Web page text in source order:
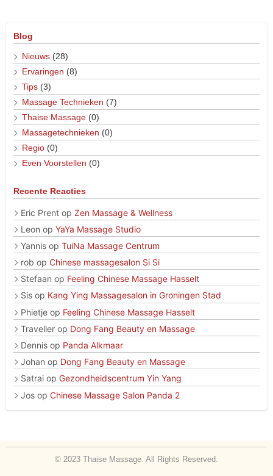
Blog
Nieuws (28)
Ervaringen (8)
Tips (3)
Massage Technieken (7)
Thaise Massage (0)
Massagetechnieken (0)
Regio (0)
Even Voorstellen (0)
Recente Reacties
Eric Prent op Zen Massage & Wellness
Leon op YaYa Massage Studio
Yannis op TuiNa Massage Centrum
rob op Chinese massagesalon Si Si
Stefaan op Feeling Chinese Massage Hasselt
Sis op Kang Ying Massagesalon in Groningen Stad
Phietje op Feeling Chinese Massage Hasselt
Traveller op Dong Fang Beauty en Massage
Dennis op Panda Alkmaar
Johan op Dong Fang Beauty en Massage
Satrai op Gezondheidscentrum Yin Yang
Jos op Chinese Massage Salon Panda 2
© 2023 Thaise Massage. All Rights Reserved.